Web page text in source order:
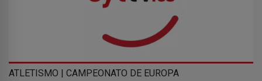
ATLETISMO | CAMPEONATO DE EUROPA